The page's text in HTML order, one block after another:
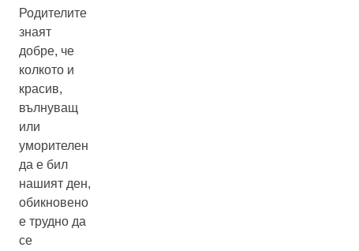
Родителите
знаят
добре, че
колкото и
красив,
вълнуващ
или
уморителен
да е бил
нашият ден,
обикновено
е трудно да
се